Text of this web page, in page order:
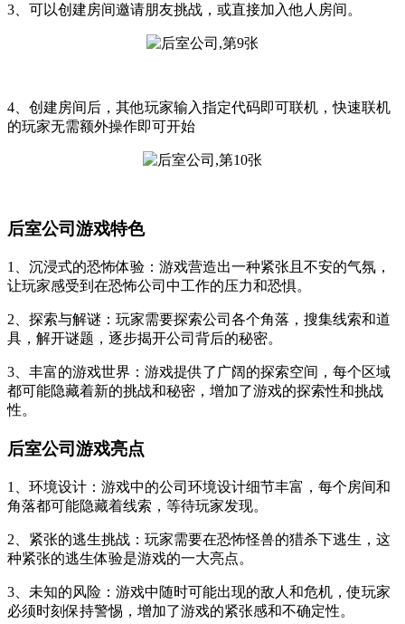
3、可以创建房间邀请朋友挑战，或直接加入他人房间。
4、创建房间后，其他玩家输入指定代码即可联机，快速联机
的玩家无需额外操作即可开始
后室公司游戏特色
1、沉浸式的恐怖体验：游戏营造出一种紧张且不安的气氛，
让玩家感受到在恐怖公司中工作的压力和恐惧。
2、探索与解谜：玩家需要探索公司各个角落，搜集线索和道
具，解开谜题，逐步揭开公司背后的秘密。
3、丰富的游戏世界：游戏提供了广阔的探索空间，每个区域
都可能隐藏着新的挑战和秘密，增加了游戏的探索性和挑战
性。
后室公司游戏亮点
1、环境设计：游戏中的公司环境设计细节丰富，每个房间和
角落都可能隐藏着线索，等待玩家发现。
2、紧张的逃生挑战：玩家需要在恐怖怪兽的猎杀下逃生，这
种紧张的逃生体验是游戏的一大亮点。
3、未知的风险：游戏中随时可能出现的敌人和危机，使玩家
必须时刻保持警惕，增加了游戏的紧张感和不确定性。